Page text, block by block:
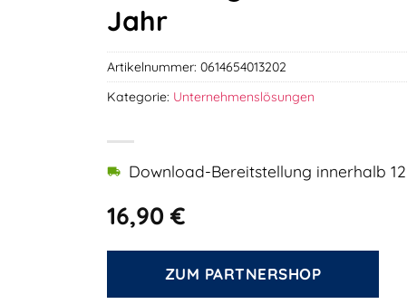
Jahr
16,90€
Download-Bereitstellung innerhalb
ZUM PARTNERSHOP
Artikelnummer:0614654013202
Kategorie: Unternehmenslösungen